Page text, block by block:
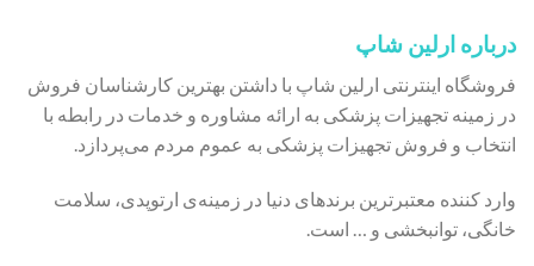
درباره ارلین شاپ
فروشگاه اینترنتی ارلین شاپ با داشتن بهترین کارشناسان فروش
در زمینه تجهیزات پزشکی به ارائه مشاوره و خدمات در رابطه با
انتخاب و فروش تجهیزات پزشکی به عموم مردم می‌پردازد.
وارد کننده معتبرترین برندهای دنیا در زمینه‌ی ارتوپدی، سلامت
خانگی، توانبخشی و … است.